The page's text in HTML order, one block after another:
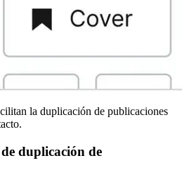
la duplicación de publicaciones
duplicación de